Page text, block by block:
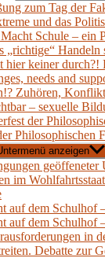
zum Tag der
und das
Schule – ein
„richtige“
hier keiner
needs and
Zuhören,
– sexuelle
der
Philosophischen
anzeigen
im
auf dem Schulhof
auf dem Schulhof
in
Debatte zur